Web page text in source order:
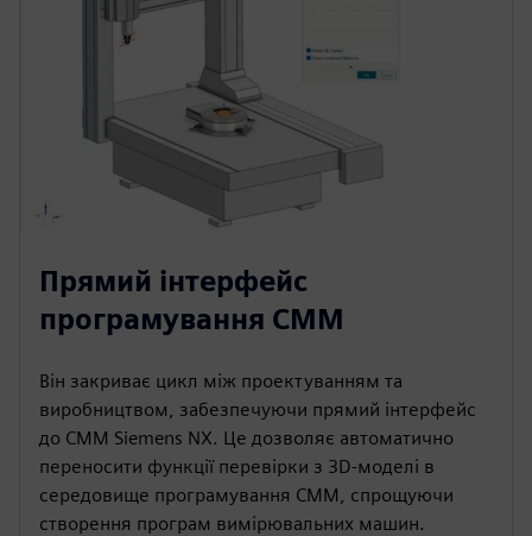
Прямий інтерфейс
програмування CMM
Він закриває цикл між проектуванням та
виробництвом, забезпечуючи прямий інтерфейс
до CMM Siemens NX. Це дозволяє автоматично
переносити функції перевірки з 3D-моделі в
середовище програмування CMM, спрощуючи
створення програм вимірювальних машин.